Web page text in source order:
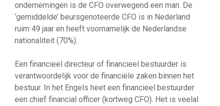
ondernemingen is de CFO overwegend een man. De
‘gemiddelde’ beursgenoteerde CFO is in Nederland
ruim 49 jaar en heeft voornamelijk de Nederlandse
nationaliteit (70%).
Een financieel directeur of financieel bestuurder is
verantwoordelijk voor de financiële zaken binnen het
bestuur. In het Engels heet een financieel bestuurder
een chief financial officer (kortweg CFO). Het is veelal